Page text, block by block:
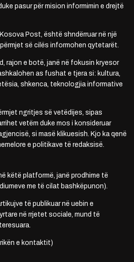
pasur për mision informimin e drejtë
Post, është shndërruar në një
së cilës informohen qytetarët.
rajon e botë, janë në fokusin kryesor
as fushat e tjera si: kultura,
shkenca, teknologjia informative
ngritjes së vetëdijes, sipas
vetëm duke mos i konsideruar
si masë klikuesish. Kjo ka qenë
e politikave të redaksisë.
këtë platformë, janë prodhime të
me të cilat bashkëpunon).
të publikuar në uebin e
në rrjetet sociale, mund të
e kontaktit)